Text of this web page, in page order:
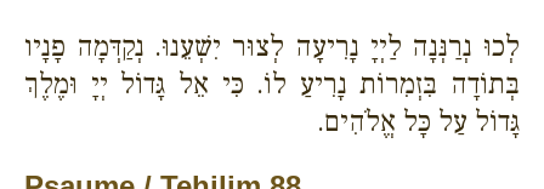
לְכוּ נְרַנְּנָה לַיְיָ נָרִיעָה לְצוּר יִשְׁעֵנוּ. נְקַדְּמָה פָנָיו
בְּתוֹדָה בִּזְמִרוֹת נָרִיעַ לוֹ. כִּי אֵל גָּדוֹל יְיָ וּמֶלֶךְ
גָּדוֹל עַל כָּל אֱלֹהִים.